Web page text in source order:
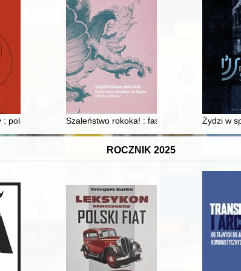
opozycyjna i opór społeczny na Śląsku Opolskim w
: polskie teksty do 1939 roku : antologia
Szaleństwo rokoka! : fascynacja rokokiem
Żydzi w
ROCZNIK 2025